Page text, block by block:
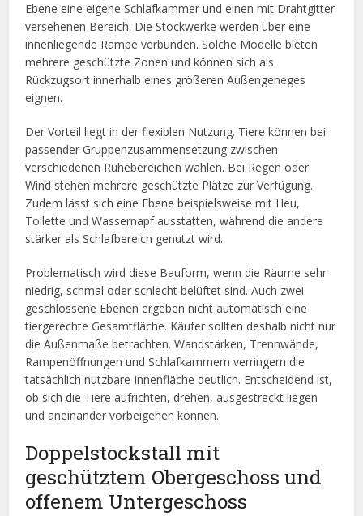
Ebene eine eigene Schlafkammer und einen mit Drahtgitter
versehenen Bereich. Die Stockwerke werden über eine
innenliegende Rampe verbunden. Solche Modelle bieten
mehrere geschützte Zonen und können sich als
Rückzugsort innerhalb eines größeren Außengeheges
eignen.
Der Vorteil liegt in der flexiblen Nutzung. Tiere können bei
passender Gruppenzusammensetzung zwischen
verschiedenen Ruhebereichen wählen. Bei Regen oder
Wind stehen mehrere geschützte Plätze zur Verfügung.
Zudem lässt sich eine Ebene beispielsweise mit Heu,
Toilette und Wassernapf ausstatten, während die andere
stärker als Schlafbereich genutzt wird.
Problematisch wird diese Bauform, wenn die Räume sehr
niedrig, schmal oder schlecht belüftet sind. Auch zwei
geschlossene Ebenen ergeben nicht automatisch eine
tiergerechte Gesamtfläche. Käufer sollten deshalb nicht nur
die Außenmaße betrachten. Wandstärken, Trennwände,
Rampenöffnungen und Schlafkammern verringern die
tatsächlich nutzbare Innenfläche deutlich. Entscheidend ist,
ob sich die Tiere aufrichten, drehen, ausgestreckt liegen
und aneinander vorbeigehen können.
Doppelstockstall mit
geschütztem Obergeschoss und
offenem Untergeschoss